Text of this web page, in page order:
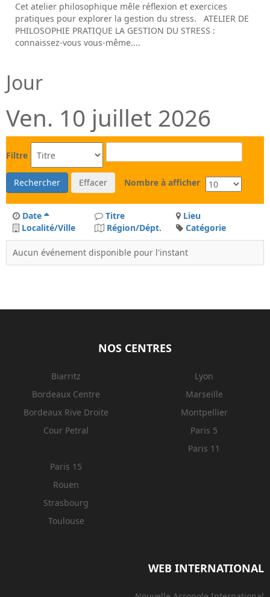
Cet atelier philosophique mêle réflexion et exercices
pratiques pour explorer la gestion du stress. ATELIER DE
PHILOSOPHIE PRATIQUE LA GESTION DU STRESS :
connaissez-vous vous-même....
Jour
Ven. 10 juillet 2026
Filtre
Rechercher Effacer Nombre à afficher
Date Titre
Lieu
Localité/Ville
Région/Dépt. Catégorie
Aucun événement disponible pour l'instant
NOS CENTRES
Biarritz
Bordeaux Centre
Bordeaux Rive Droite
Cour Petral
Lyon
Marseille
Montpellier
Paris 5
Paris 11
Paris 15
Rouen
Strasbourg
Toulouse
WEB INTERNATIONAL